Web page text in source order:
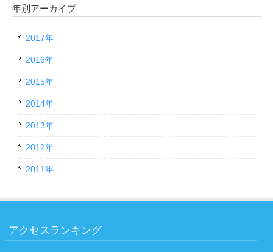
年別アーカイブ
2017年
2016年
2015年
2014年
2013年
2012年
2011年
アクセスランキング